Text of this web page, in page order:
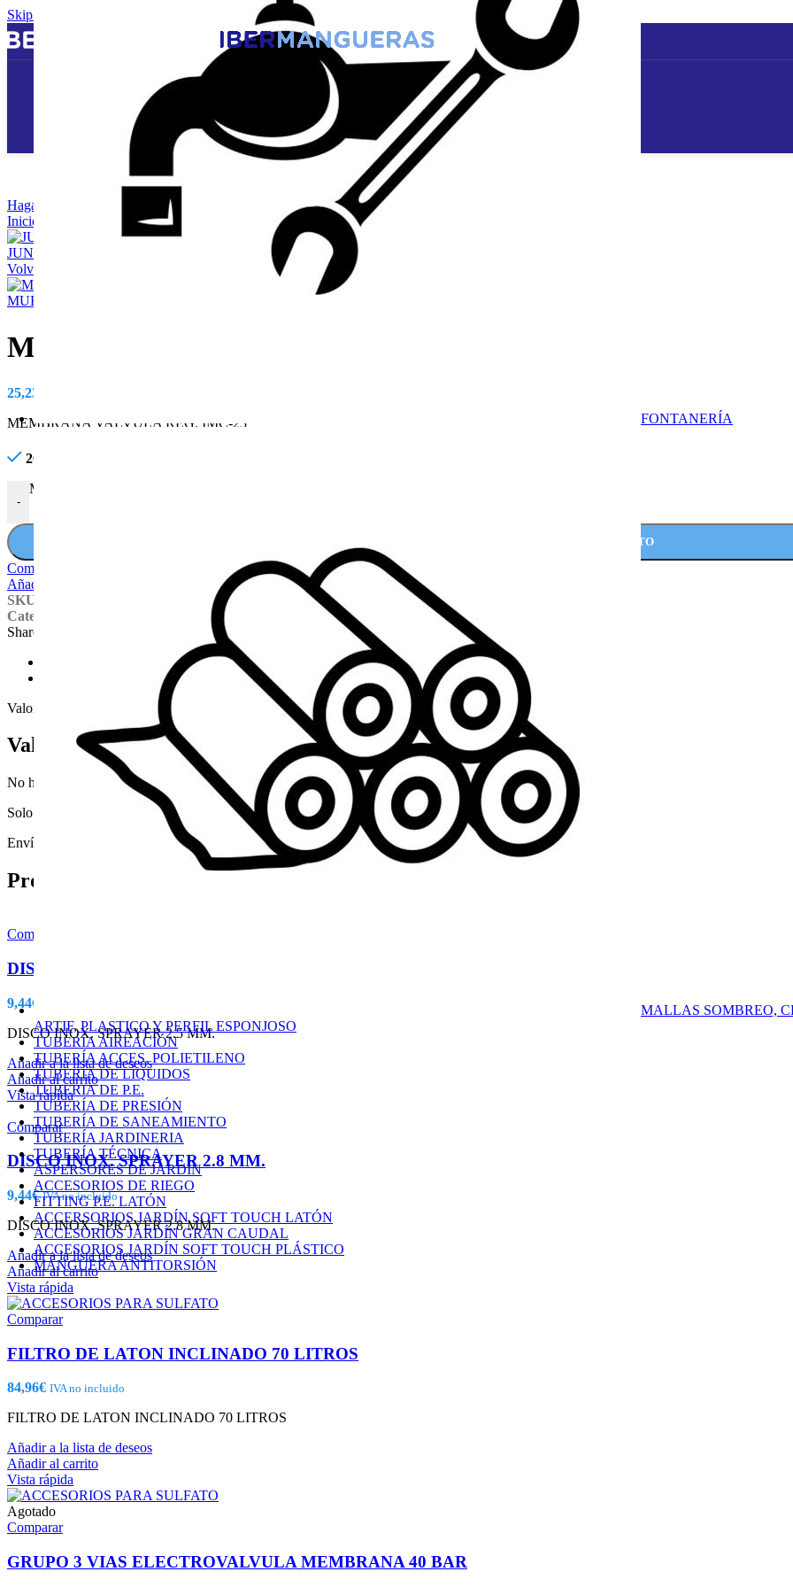
Skip to navigation
FONTANERÍA
MALLAS SOMBREO,
ARTIF, PLASTICO Y PERFIL ESPONJOSO
TUBERÍA AIREACIÓN
TUBERÍA ACCES. POLIETILENO
TUBERÍA DE LÍQUIDOS
TUBERIA DE P.E.
TUBERÍA DE PRESIÓN
TUBERÍA DE SANEAMIENTO
TUBERÍA JARDINERIA
TUBERÍA TÉCNICA
ASPERSORES DE JARDÍN
ACCESORIOS DE RIEGO
FITTING P.E. LATÓN
ACCERSORIOS JARDÍN SOFT TOUCH LATÓN
ACCESORIOS JARDÍN GRAN CAUDAL
ACCESORIOS JARDÍN SOFT TOUCH PLÁSTICO
MANGUERA ANTITORSIÓN
Haga Click para agrandar
Inicio
ACCESORIOS PARA SULFATO MEMBRANA VALVULA REG. IMC-23
JUNTA EPDM 2.62X18.72 IMC-23 IVA no incluido
Volver a los productos
MUELLE MANDO LATON IMC-23
MEMBRANA VALVULA REG. IMC-23
25,23
MEMBRANA VALVULA REG. IMC-23
20 disponibles
-
MEMBRANA VALVULA REG. IMC-23 cantidad
AÑADIR AL CARRITO
Comparar
Añadir a la lista de deseos
SKU:
Categoría:
ACCESORIOS PARA SULFATO
Share:
Valoraciones (0)
Valoraciones
No hay valoraciones aún.
Solo los usuarios registrados que hayan comprado este producto pueden hacer una valoración.
Envío y Entrega
Productos relacionados
Comparar
DISCO INOX. SPRAYER 2.5 MM.
9,44€
DISCO INOX. SPRAYER 2.5 MM.
Añadir a la lista de deseos
Añadir al carrito
Vista rápida
Comparar
DISCO INOX. SPRAYER 2.8 MM.
9,44€ IVA no incluido
DISCO INOX. SPRAYER 2.8 MM.
Añadir a la lista de deseos
Añadir al carrito
Vista rápida
Comparar
FILTRO DE LATON INCLINADO 70 LITROS
84,96€ IVA no incluido
FILTRO DE LATON INCLINADO 70 LITROS
Añadir a la lista de deseos
Añadir al carrito
Vista rápida
Agotado
Comparar
GRUPO 3 VIAS ELECTROVALVULA MEMBRANA 40 BAR